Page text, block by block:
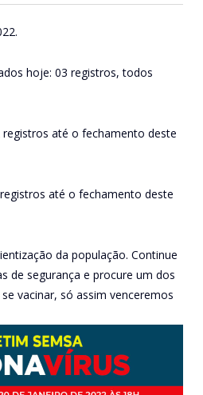
hoje: 03 registros, todos
registros até o fechamento deste
até o fechamento deste
da população. Continue
de segurança e procure um dos
vacinar, só assim venceremos